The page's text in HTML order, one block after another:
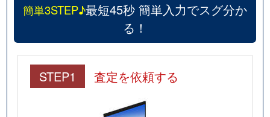
国見
260万円
国見(宮城)
国見
1,800万円
国見(宮城)
国見
230万円
国見(宮城)
1,700万円
簡単3STEP♪最短45秒 簡単入力でスグ分か
る！
STEP1 査定を依頼する